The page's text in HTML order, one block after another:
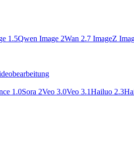
1.5Qwen Image 2Wan 2.7 ImageZ
1.0Sora 2Veo 3.0Veo 3.1Hailuo 2.3